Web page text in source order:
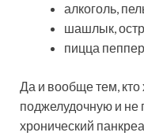
алкоголь,
шашлык,
пицца
Да и вообще тем, кто
поджелудочную и не
хронический